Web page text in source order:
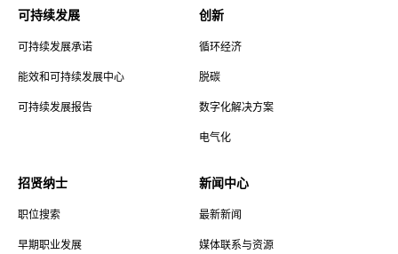
可持续发展
可持续发展承诺
能效和可持续发展中心
可持续发展报告
创新
循环经济
脱碳
数字化解决方案
电气化
招贤纳士
职位搜索
早期职业发展
新闻中心
最新新闻
媒体联系与资源